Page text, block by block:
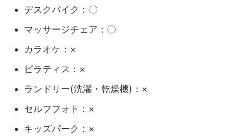
デスクバイク：〇
マッサージチェア：〇
カラオケ：×
ピラティス：×
ランドリー(洗濯・乾燥機)：×
セルフフォト：×
キッズパーク：×